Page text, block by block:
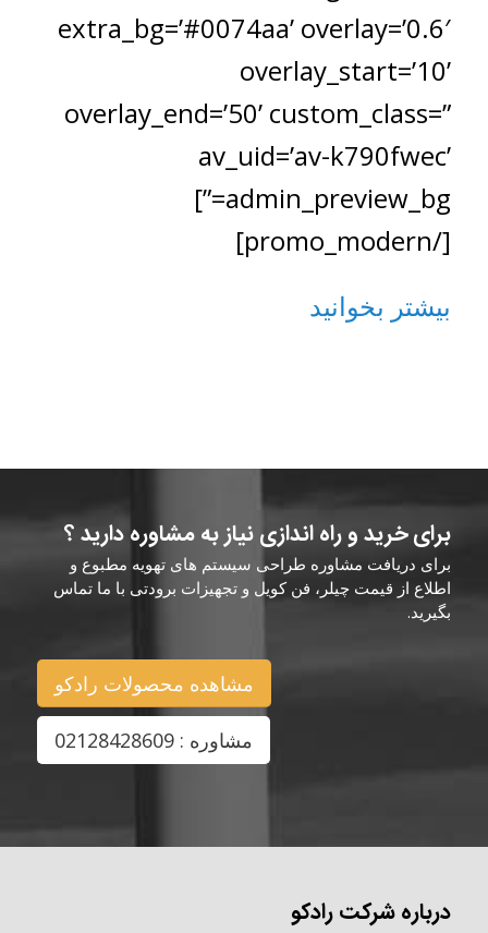
extra_bg=’#0074aa’ overlay=’0.6′
overlay_start=’10’
overlay_end=’50’ custom_class=”
av_uid=’av-k790fwec’
admin_preview_bg=”]
[/promo_modern]
بیشتر بخوانید
برای خرید و راه اندازی نیاز به مشاوره دارید ؟
برای دریافت مشاوره طراحی سیستم های تهویه مطبوع و
اطلاع از قیمت چیلر، فن کویل و تجهیزات برودتی با ما تماس
بگیرید.
مشاهده محصولات رادکو
مشاوره : 02128428609
درباره شرکت رادکو